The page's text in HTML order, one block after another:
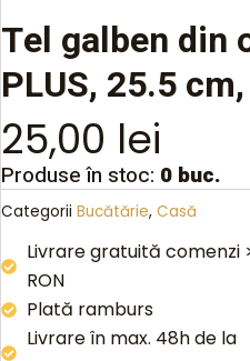
Tel galben din
PLUS, 25.5
25,00 lei
Produse în stoc: 0 buc.
Categorii Bucătărie, Casă
Livrare gratuită comenzi
RON
Plată ramburs
Livrare în max. 48h de la